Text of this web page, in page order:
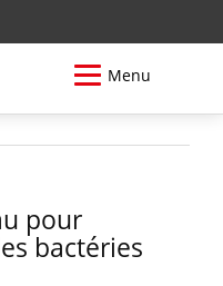
Menu
pour
bactéries